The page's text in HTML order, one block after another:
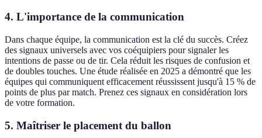
4. L'importance de la communication
Dans chaque équipe, la communication est la clé du succès. Créez
des signaux universels avec vos coéquipiers pour signaler les
intentions de passe ou de tir. Cela réduit les risques de confusion et
de doubles touches. Une étude réalisée en 2025 a démontré que les
équipes qui communiquent efficacement réussissent jusqu'à 15 % de
points de plus par match. Prenez ces signaux en considération lors
de votre formation.
5. Maîtriser le placement du ballon